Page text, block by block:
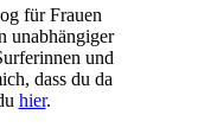
für Frauen
unabhängiger
und
dass du da
hier.